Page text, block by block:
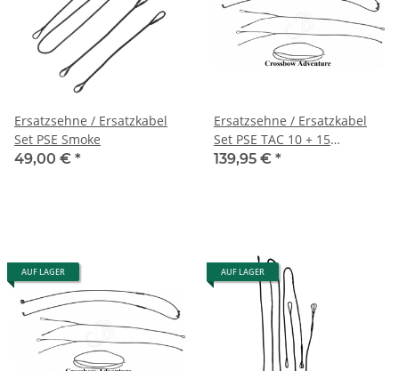
Ersatzsehne / Ersatzkabel
Set PSE Smoke
49,00 € *
Ersatzsehne / Ersatzkabel
Set PSE TAC 10 + 15
(Maintenance Kit)
139,95 € *
AUF LAGER AUF LAGER